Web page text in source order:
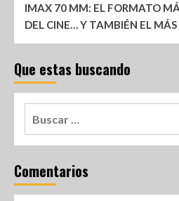
IMAX 70 MM: EL FORMATO
DEL CINE… Y TAMBIÉN EL MÁS
Que estas buscando
Comentarios